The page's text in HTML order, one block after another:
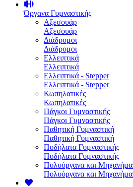
Όργανα Γυμναστικής
Αξεσουάρ
Αξεσουάρ
Διάδρομοι
Διάδρομοι
Ελλειπτικά
Ελλειπτικά
Ελλειπτικά - Stepper
Ελλειπτικά - Stepper
Κωπηλατικές
Κωπηλατικές
Πάγκοι Γυμναστικής
Πάγκοι Γυμναστικής
Παθητική Γυμναστική
Παθητική Γυμναστική
Ποδήλατα Γυμναστικής
Ποδήλατα Γυμναστικής
Πολυόργανα και
Πολυόργανα και